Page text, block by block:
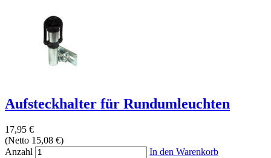
Aufsteckhalter für Rundumleuchten
17,95 €
(Netto 15,08 €)
Anzahl
In den Warenkorb